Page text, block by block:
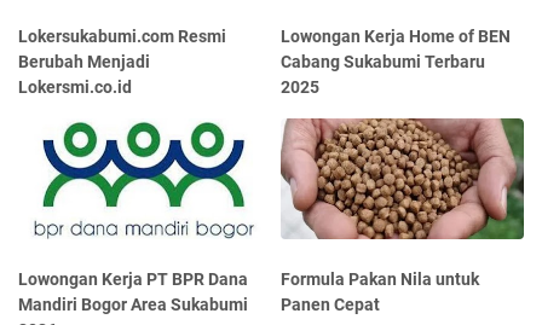
Lokersukabumi.com Resmi
Berubah Menjadi
Lokersmi.co.id
Lowongan Kerja Home of BEN
Cabang Sukabumi Terbaru
2025
Lowongan Kerja PT BPR Dana
Mandiri Bogor Area Sukabumi
Formula Pakan Nila untuk
Panen Cepat